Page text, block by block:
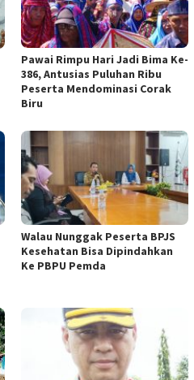
Pawai Rimpu Hari Jadi Bima Ke-
386, Antusias Puluhan Ribu
Peserta Mendominasi Corak
Biru
Walau Nunggak Peserta BPJS
Kesehatan Bisa Dipindahkan
Ke PBPU Pemda